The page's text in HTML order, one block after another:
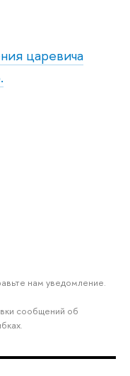
царевича
нам уведомление.
сообщений об